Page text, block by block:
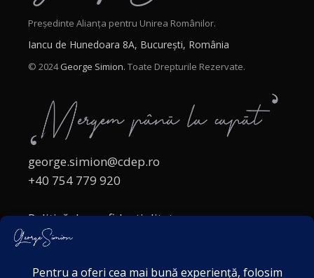
Președinte Alianța pentru Unirea Românilor.
Iancu de Hunedoara 8A, București, România
© 2024George Simion. Toate Drepturile Rezervate.
george.simion@cdep.ro
+40 754 779 920
Politică de confidențialitate
Politica cookies